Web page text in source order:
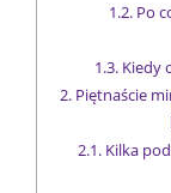
1.2. Po
1.3.Kiedy
2. Piętnaście
2.1.Kilka